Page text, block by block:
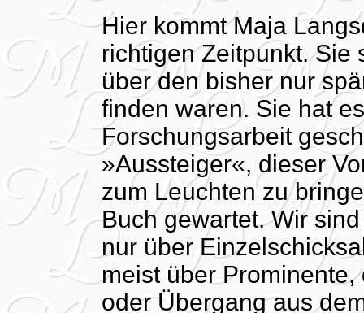
Hier kommt Maja
richtigen Zeitpunkt. Sie
über den bisher nur
finden waren. Sie hat
Forschungsarbeit
»Aussteiger«, dieser
zum Leuchten zu
Buch gewartet. Wir
nur über
meist über
oder Übergang aus